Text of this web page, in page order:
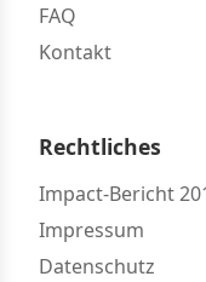
FAQ
Kontakt
Rechtliches
Impact-Bericht
Impressum
Datenschutz